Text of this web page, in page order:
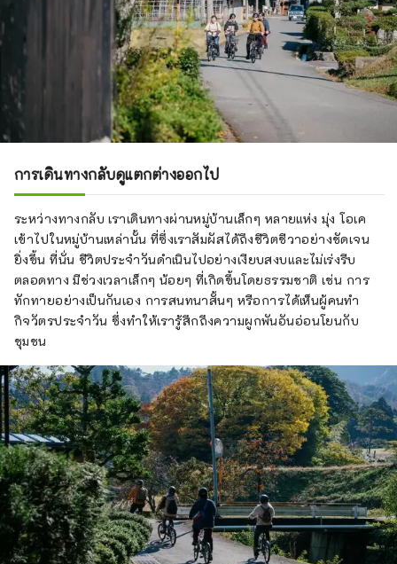
การเดินทางกลับดูแตกต่างออกไป
ระหว่างทางกลับ เราเดินทางผ่านหมู่บ้านเล็กๆ หลายแห่ง มุ่ง โอเค
เข้าไปในหมู่บ้านเหล่านั้น ที่ซึ่งเราสัมผัสได้ถึงชีวิตชีวาอย่างชัดเจน
ยิ่งขึ้น ที่นั่น ชีวิตประจำวันดำเนินไปอย่างเงียบสงบและไม่เร่งรีบ
ตลอดทาง มีช่วงเวลาเล็กๆ น้อยๆ ที่เกิดขึ้นโดยธรรมชาติ เช่น การ
ทักทายอย่างเป็นกันเอง การสนทนาสั้นๆ หรือการได้เห็นผู้คนทำ
กิจวัตรประจำวัน ซึ่งทำให้เรารู้สึกถึงความผูกพันอันอ่อนโยนกับ
ชุมชน